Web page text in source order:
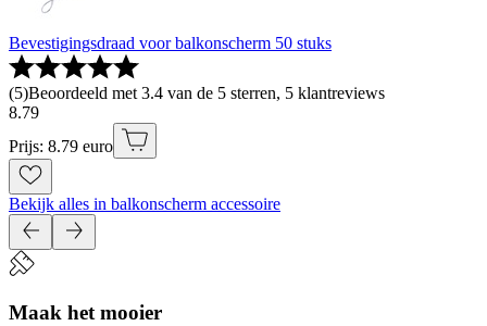
Bevestigingsdraad voor balkonscherm 50 stuks
(5)Beoordeeld met 3.4 van de 5 sterren, 5 klantreviews
8.79
Prijs: 8.79 euro
Bekijk alles in balkonscherm accessoire
Maak het mooier